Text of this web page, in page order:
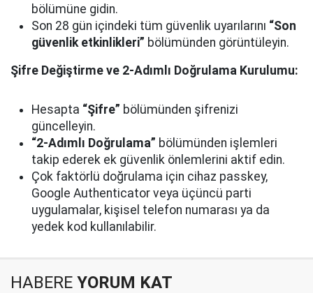
bölümüne gidin.
Son 28 gün içindeki tüm güvenlik uyarılarını “Son
güvenlik etkinlikleri” bölümünden görüntüleyin.
Şifre Değiştirme ve 2-Adımlı Doğrulama Kurulumu:
Hesapta “Şifre” bölümünden şifrenizi
güncelleyin.
“2-Adımlı Doğrulama” bölümünden işlemleri
takip ederek ek güvenlik önlemlerini aktif edin.
Çok faktörlü doğrulama için cihaz passkey,
Google Authenticator veya üçüncü parti
uygulamalar, kişisel telefon numarası ya da
yedek kod kullanılabilir.
HABERE YORUM KAT